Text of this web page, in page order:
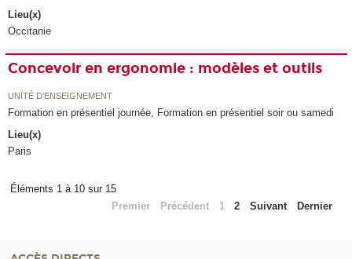
Lieu(x)
Occitanie
Concevoir en ergonomie : modèles et outils
UNITÉ D’ENSEIGNEMENT
Formation en présentiel journée, Formation en présentiel soir ou samedi
Lieu(x)
Paris
Éléments 1 à 10 sur 15
Premier
Précédent 1 2 Suivant Dernier